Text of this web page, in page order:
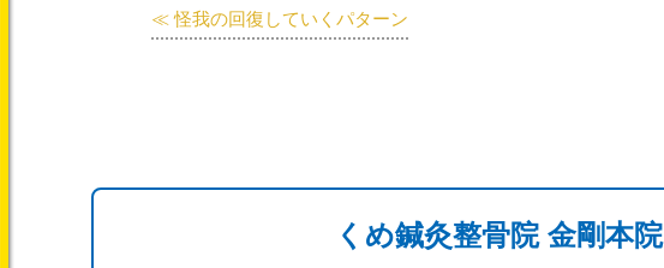
≪ 怪我の回復していくパターン
くめ鍼灸整骨院 金剛本院